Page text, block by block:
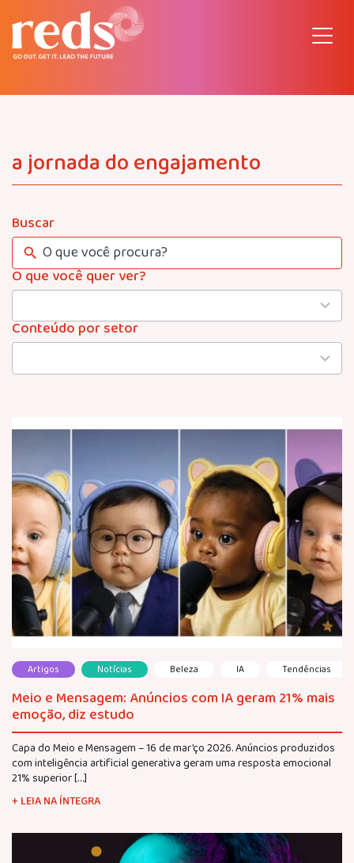
para
conteúdo
a jornada do engajamento
Buscar
O que você quer ver?
4
results
Conteúdo por setor
22
results
Artigos Notícias Beleza IA Tendências
Meio e Mensagem: Anúncios com IA geram 21% mais
emoção, diz estudo
Capa do Meio e Mensagem – 16 de mar’ço 2026. Anúncios produzidos
com inteligência artificial generativa geram uma resposta emocional
21% superior […]
+ LEIA NA ÍNTEGRA